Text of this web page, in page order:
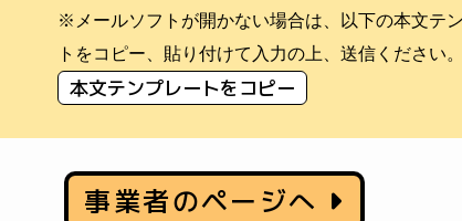
※メールソフトが開かない場合は、以下の本文テ
トをコピー、貼り付けて入力の上、送信ください。
本文テンプレートをコピー
事業者のページへ